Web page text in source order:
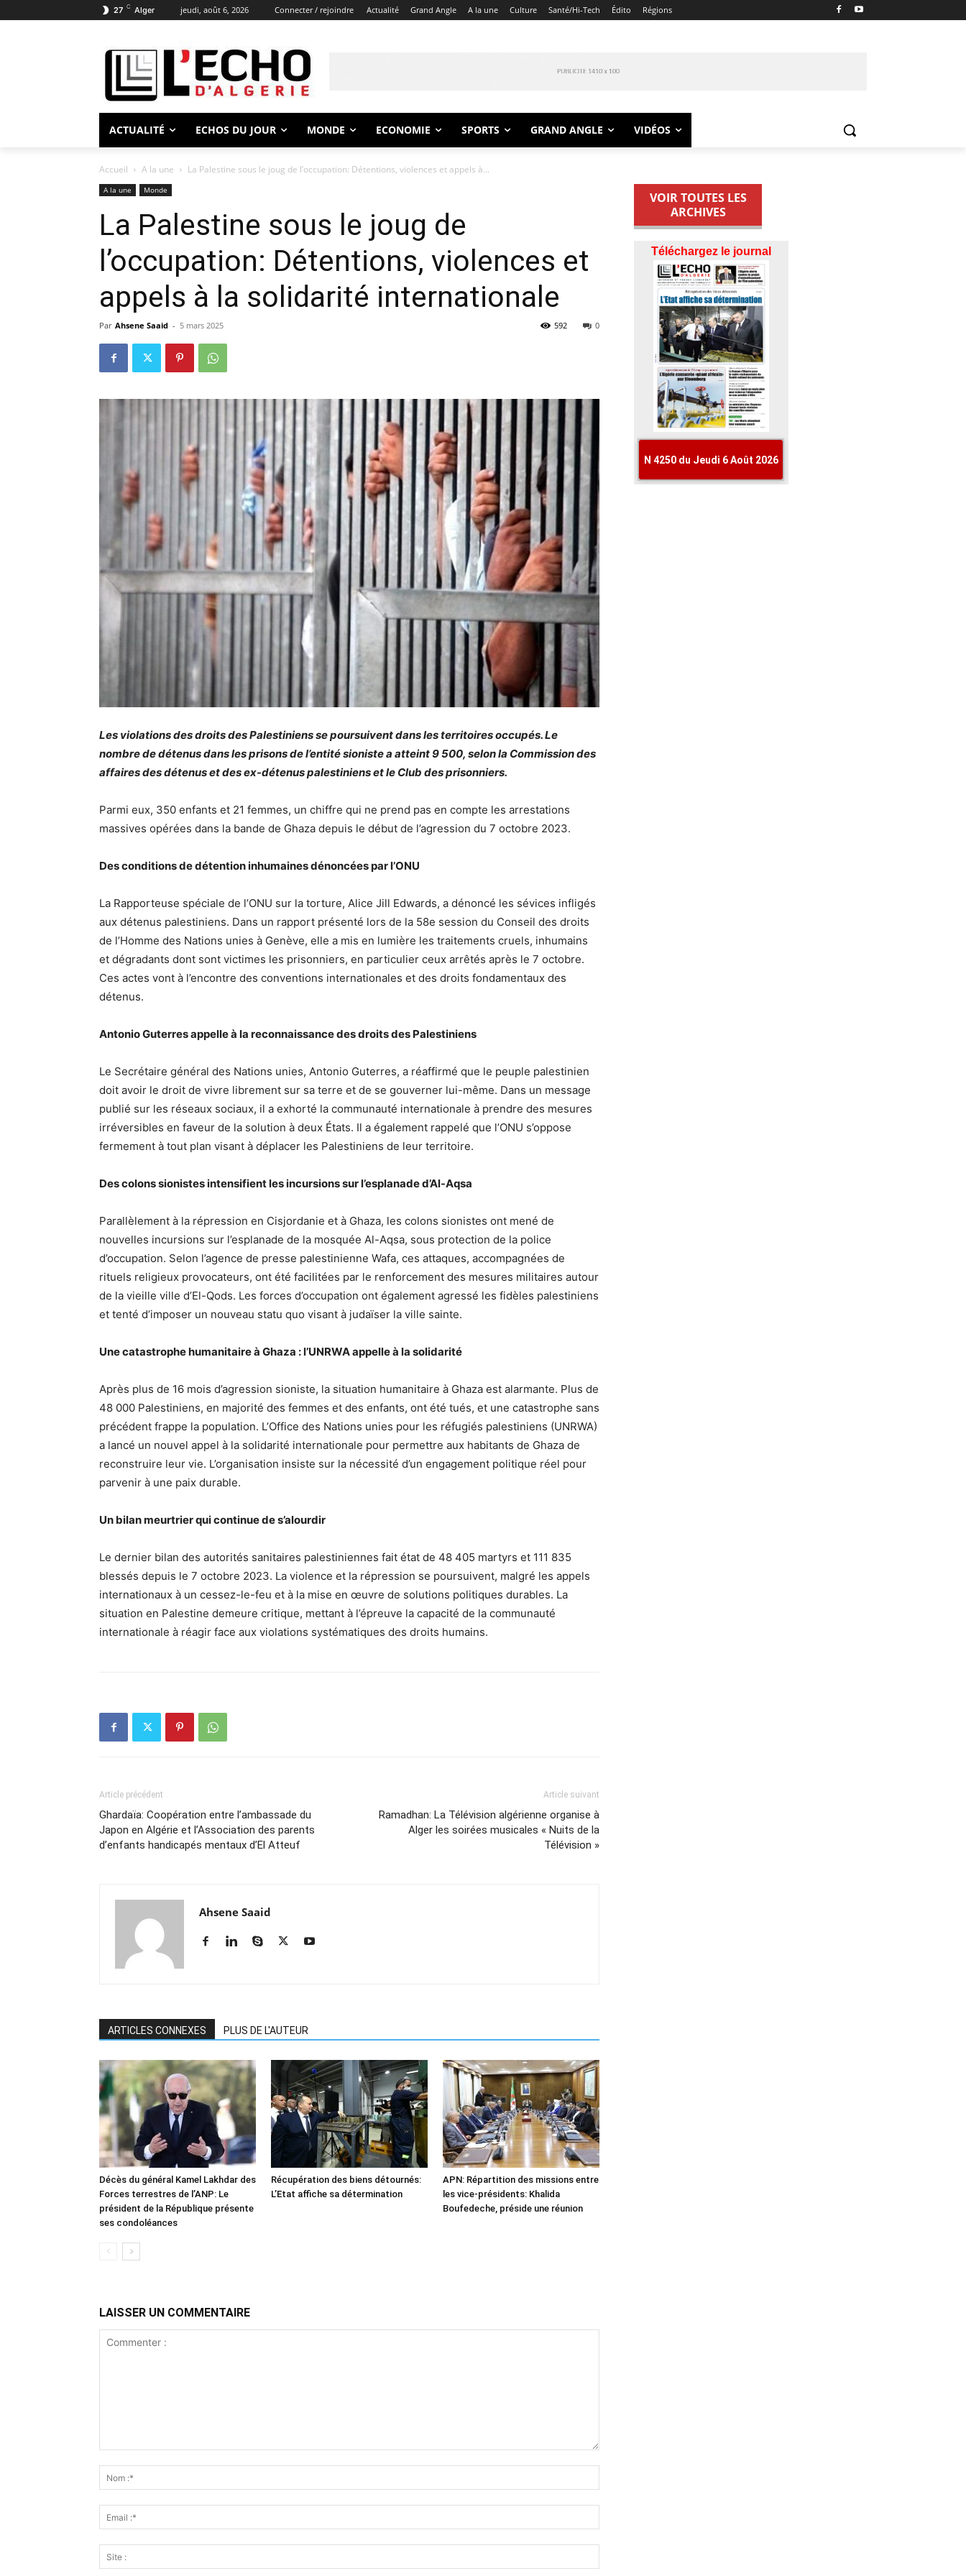
27 C Alger jeudi, août 6, 2026 Connecter / rejoindre Actualité Grand Angle A la une Culture Santé/Hi-Tech Édito Régions
ACTUALITÉ ECHOS DU JOUR MONDE ECONOMIE SPORTS GRAND ANGLE VIDÉOS
Accueil A la une La Palestine sous le joug de l’occupation: Détentions, violences et appels à...
A la une Monde
La Palestine sous le joug de
l’occupation: Détentions, violences et
appels à la solidarité internationale
Par Ahsene Saaid - 5 mars 2025 0
592
Les violations des droits des Palestiniens se poursuivent dans les territoires occupés. Le
nombre de détenus dans les prisons de l’entité sioniste a atteint 9 500, selon la Commission des
affaires des détenus et des ex-détenus palestiniens et le Club des prisonniers.
Parmi eux, 350 enfants et 21 femmes, un chiffre qui ne prend pas en compte les arrestations
massives opérées dans la bande de Ghaza depuis le début de l’agression du 7 octobre 2023.
Des conditions de détention inhumaines dénoncées par l’ONU
La Rapporteuse spéciale de l’ONU sur la torture, Alice Jill Edwards, a dénoncé les sévices infligés
aux détenus palestiniens. Dans un rapport présenté lors de la 58e session du Conseil des droits
de l’Homme des Nations unies à Genève, elle a mis en lumière les traitements cruels, inhumains
et dégradants dont sont victimes les prisonniers, en particulier ceux arrêtés après le 7 octobre.
Ces actes vont à l’encontre des conventions internationales et des droits fondamentaux des
détenus.
Antonio Guterres appelle à la reconnaissance des droits des Palestiniens
Le Secrétaire général des Nations unies, Antonio Guterres, a réaffirmé que le peuple palestinien
doit avoir le droit de vivre librement sur sa terre et de se gouverner lui-même. Dans un message
publié sur les réseaux sociaux, il a exhorté la communauté internationale à prendre des mesures
irréversibles en faveur de la solution à deux États. Il a également rappelé que l’ONU s’oppose
fermement à tout plan visant à déplacer les Palestiniens de leur territoire.
Des colons sionistes intensifient les incursions sur l’esplanade d’Al-Aqsa
Parallèlement à la répression en Cisjordanie et à Ghaza, les colons sionistes ont mené de
nouvelles incursions sur l’esplanade de la mosquée Al-Aqsa, sous protection de la police
d’occupation. Selon l’agence de presse palestinienne Wafa, ces attaques, accompagnées de
rituels religieux provocateurs, ont été facilitées par le renforcement des mesures militaires autour
de la vieille ville d’El-Qods. Les forces d’occupation ont également agressé les fidèles palestiniens
et tenté d’imposer un nouveau statu quo visant à judaïser la ville sainte.
Une catastrophe humanitaire à Ghaza : l’UNRWA appelle à la solidarité
Après plus de 16 mois d’agression sioniste, la situation humanitaire à Ghaza est alarmante. Plus de
48 000 Palestiniens, en majorité des femmes et des enfants, ont été tués, et une catastrophe sans
précédent frappe la population. L’Office des Nations unies pour les réfugiés palestiniens (UNRWA)
a lancé un nouvel appel à la solidarité internationale pour permettre aux habitants de Ghaza de
reconstruire leur vie. L’organisation insiste sur la nécessité d’un engagement politique réel pour
parvenir à une paix durable.
Un bilan meurtrier qui continue de s’alourdir
Le dernier bilan des autorités sanitaires palestiniennes fait état de 48 405 martyrs et 111 835
blessés depuis le 7 octobre 2023. La violence et la répression se poursuivent, malgré les appels
internationaux à un cessez-le-feu et à la mise en œuvre de solutions politiques durables. La
situation en Palestine demeure critique, mettant à l’épreuve la capacité de la communauté
internationale à réagir face aux violations systématiques des droits humains.
Article précédent
Ghardaïa: Coopération entre l’ambassade du
Japon en Algérie et l’Association des parents
d’enfants handicapés mentaux d’El Atteuf
Article suivant
Ramadhan: La Télévision algérienne organise à
Alger les soirées musicales « Nuits de la
Télévision »
Ahsene Saaid
ARTICLES CONNEXES PLUS DE L'AUTEUR
Décès du général Kamel Lakhdar des
Forces terrestres de l’ANP: Le
président de la République présente
ses condoléances
Récupération des biens détournés:
L’Etat affiche sa détermination
APN: Répartition des missions entre
les vice-présidents: Khalida
Boufedeche, préside une réunion
LAISSER UN COMMENTAIRE
VOIR TOUTES LES
ARCHIVES